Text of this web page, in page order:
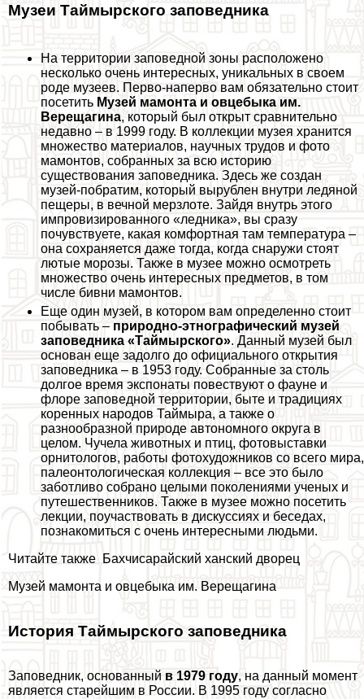
Музеи Таймырского заповедника
На территории заповедной зоны расположено
несколько очень интересных, уникальных в своем
роде музеев. Перво-наперво вам обязательно стоит
посетить Музей мамонта и овцебыка им.
Верещагина, который был открыт сравнительно
недавно – в 1999 году. В коллекции музея хранится
множество материалов, научных трудов и фото
мамонтов, собранных за всю историю
существования заповедника. Здесь же создан
музей-побратим, который вырублен внутри ледяной
пещеры, в вечной мерзлоте. Зайдя внутрь этого
импровизированного «ледника», вы сразу
почувствуете, какая комфортная там температура –
она сохраняется даже тогда, когда снаружи стоят
лютые морозы. Также в музее можно осмотреть
множество очень интересных предметов, в том
числе бивни мамонтов.
Еще один музей, в котором вам определенно стоит
побывать – природно-этнографический музей
заповедника «Таймырского». Данный музей был
основан еще задолго до официального открытия
заповедника – в 1953 году. Собранные за столь
долгое время экспонаты повествуют о фауне и
флоре заповедной территории, быте и традициях
коренных народов Таймыра, а также о
разнообразной природе автономного округа в
целом. Чучела животных и птиц, фотовыставки
орнитологов, работы фотохудожников со всего мира,
палеонтологическая коллекция – все это было
заботливо собрано целыми поколениями ученых и
путешественников. Также в музее можно посетить
лекции, поучаствовать в дискуссиях и беседах,
познакомиться с очень интересными людьми.
Читайте также Бахчисарайский ханский дворец
Музей мамонта и овцебыка им. Верещагина
История Таймырского заповедника
Заповедник, основанный в 1979 году, на данный момент
является старейшим в России. В 1995 году согласно